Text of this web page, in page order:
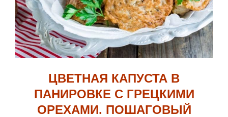
ЦВЕТНАЯ КАПУСТА В
ПАНИРОВКЕ С ГРЕЦКИМИ
ОРЕХАМИ. ПОШАГОВЫЙ